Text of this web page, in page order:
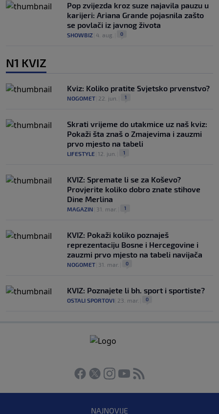
Pop zvijezda kroz suze najavila pauzu u
karijeri: Ariana Grande pojasnila zašto
se povlači iz javnog života
SHOWBIZ 4. aug. 0
N1 KVIZ
Kviz: Koliko pratite Svjetsko prvenstvo?
NOGOMET 22. jun. 1
Skrati vrijeme do utakmice uz naš kviz:
Pokaži šta znaš o Zmajevima i zauzmi
prvo mjesto na tabeli
LIFESTYLE 12. jun. 1
KVIZ: Spremate li se za Koševo?
Provjerite koliko dobro znate stihove
Dine Merlina
MAGAZIN 31. mar. 1
KVIZ: Pokaži koliko poznaješ
reprezentaciju Bosne i Hercegovine i
zauzmi prvo mjesto na tabeli navijača
NOGOMET 31. mar. 0
KVIZ: Poznajete li bh. sport i sportiste?
OSTALI SPORTOVI 23. mar. 0
NAJNOVIJE